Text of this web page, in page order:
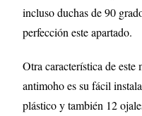
incluso duchas de 90
perfección este apartado.
Otra característica de
antimoho es su fácil
plástico y también 12